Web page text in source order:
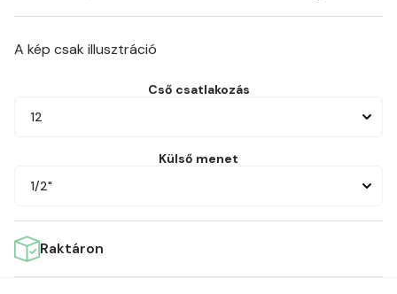
A kép csak illusztráció
Cső csatlakozás
12
Külső menet
1/2"
Raktáron